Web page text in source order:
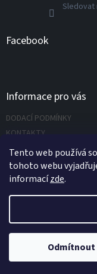
Tento web používá
tohoto webu
informacízde.
Odmítnout
Sledovat
Facebook
Informace pro vás
DODACÍ PODMÍNKY
KONTAKTY
Napište nám
Copyright 2026
vyhrazena.